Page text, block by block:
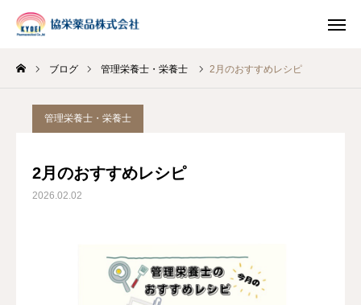
ブログ 管理栄養士・栄養士 2月のおすすめレシピ
管理栄養士・栄養士
2月のおすすめレシピ
2026.02.02
INSTAGRAM
HOME